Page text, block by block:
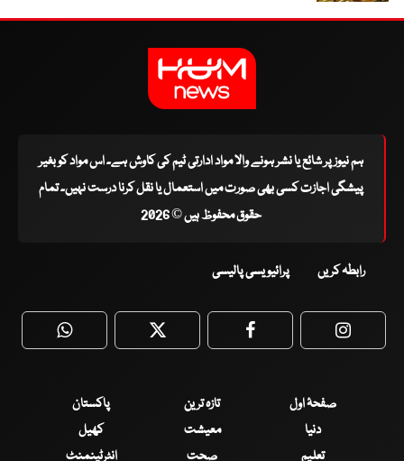
ہم نیوز پر شائع یا نشر ہونے والا مواد ادارتی ٹیم کی کاوش ہے۔ اس مواد کو بغیر
پیشگی اجازت کسی بھی صورت میں استعمال یا نقل کرنا درست نہیں۔ تمام
حقوق محفوظ ہیں © 2026
رابطہ کریں پرائیویسی پالیسی
WhatsApp Twitter Facebook
صفحۂ اول تازہ ترین
پاکستان
دنیا
معیشت
کھیل
تعلیم
صحت انٹرٹینمنٹ